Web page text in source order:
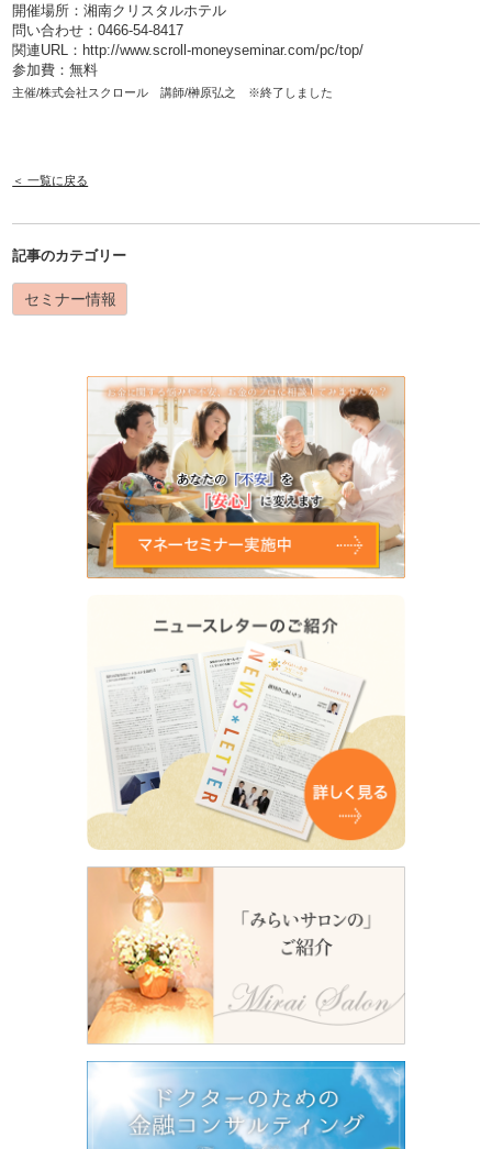
開催場所：湘南クリスタルホテル
問い合わせ：0466-54-8417
関連URL： http://www.scroll-moneyseminar.com/pc/top/
参加費：無料
主催/株式会社スクロール 講師/榊原弘之 ※終了しました
＜ 一覧に戻る
記事のカテゴリー
セミナー情報